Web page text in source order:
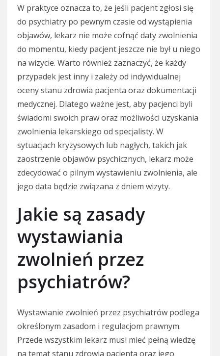
W praktyce oznacza to, że jeśli pacjent zgłosi się
do psychiatry po pewnym czasie od wystąpienia
objawów, lekarz nie może cofnąć daty zwolnienia
do momentu, kiedy pacjent jeszcze nie był u niego
na wizycie. Warto również zaznaczyć, że każdy
przypadek jest inny i zależy od indywidualnej
oceny stanu zdrowia pacjenta oraz dokumentacji
medycznej. Dlatego ważne jest, aby pacjenci byli
świadomi swoich praw oraz możliwości uzyskania
zwolnienia lekarskiego od specjalisty. W
sytuacjach kryzysowych lub nagłych, takich jak
zaostrzenie objawów psychicznych, lekarz może
zdecydować o pilnym wystawieniu zwolnienia, ale
jego data będzie związana z dniem wizyty.
Jakie są zasady
wystawiania
zwolnień przez
psychiatrów?
Wystawianie zwolnień przez psychiatrów podlega
określonym zasadom i regulacjom prawnym.
Przede wszystkim lekarz musi mieć pełną wiedzę
na temat stanu zdrowia pacjenta oraz jego